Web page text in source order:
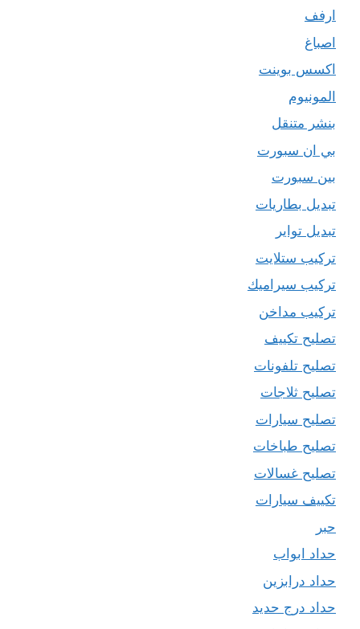
ارفف
اصباغ
اكسس بوينت
المونيوم
بنشر متنقل
بي ان سبورت
بين سبورت
تبديل بطاريات
تبديل تواير
تركيب ستلايت
تركيب سيراميك
تركيب مداخن
تصليح تكييف
تصليح تلفونات
تصليح ثلاجات
تصليح سيارات
تصليح طباخات
تصليح غسالات
تكييف سيارات
حبر
حداد ابواب
حداد درابزين
حداد درج حديد